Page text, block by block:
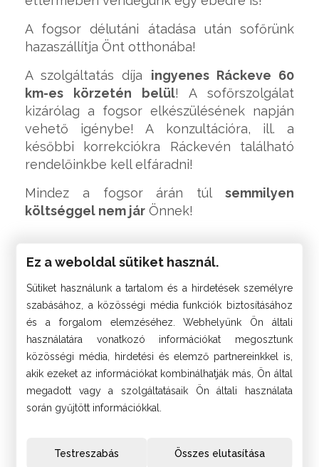
Ez a weboldal sütiket használ.
Sütiket használunk a tartalom és a hirdetések személyre
szabásához, a közösségi média funkciók biztosításához
és a forgalom elemzéséhez. Webhelyünk Ön általi
használatára vonatkozó információkat megosztunk
közösségi média, hirdetési és elemző partnereinkkel is,
akik ezeket az információkat kombinálhatják más, Ön által
megadott vagy a szolgáltatásaik Ön általi használata
során gyűjtött információkkal.
Testreszabás Összes elutasítása
A fogsor délutáni átadása után sofőrünk
hazaszállítja Önt otthonába!
A szolgáltatás díja ingyenes Ráckeve 60
km-es körzetén belül! A sofőrszolgálat
kizárólag a fogsor elkészülésének napján
vehető igénybe! A konzultációra, ill. a
későbbi korrekciókra Ráckevén található
rendelőinkbe kell elfáradni!
Mindez a fogsor árán túl semmilyen
költséggel nem jár Önnek!
Ingyenes konzultáció